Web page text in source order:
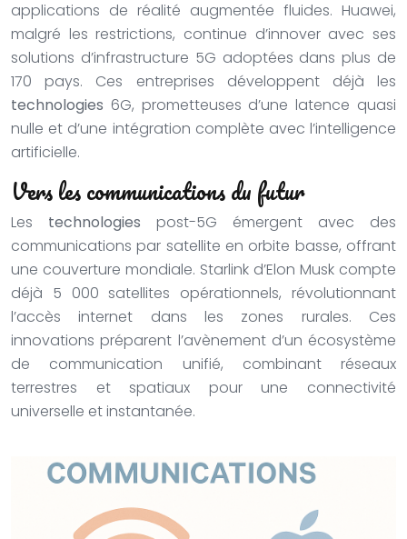
applications de réalité augmentée fluides. Huawei,
malgré les restrictions, continue d’innover avec ses
solutions d’infrastructure 5G adoptées dans plus de
170 pays. Ces entreprises développent déjà les
technologies 6G, prometteuses d’une latence quasi
nulle et d’une intégration complète avec l’intelligence
artificielle.
Vers les communications du futur
Les technologies post-5G émergent avec des
communications par satellite en orbite basse, offrant
une couverture mondiale. Starlink d’Elon Musk compte
déjà 5 000 satellites opérationnels, révolutionnant
l’accès internet dans les zones rurales. Ces
innovations préparent l’avènement d’un écosystème
de communication unifié, combinant réseaux
terrestres et spatiaux pour une connectivité
universelle et instantanée.